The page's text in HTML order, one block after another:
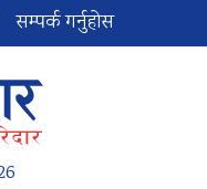
सम्पर्क गर्नुहोस